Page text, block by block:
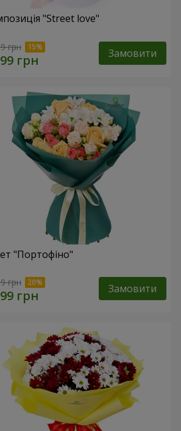
"Street love"
грн Замовити
"Портофіно"
грн Замовити